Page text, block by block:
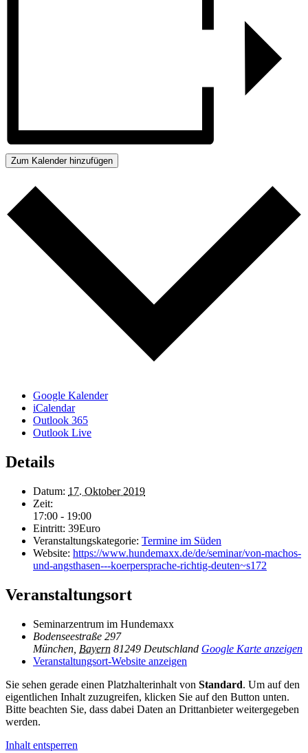
Zum Kalender hinzufügen
Google Kalender
iCalendar
Outlook 365
Outlook Live
Details
Datum: 17. Oktober 2019
Zeit:
17:00 - 19:00
Eintritt: 39Euro
Veranstaltungskategorie: Termine im Süden
Website: https://www.hundemaxx.de/de/seminar/von-machos-
und-angsthasen---koerpersprache-richtig-deuten~s172
Veranstaltungsort
Seminarzentrum im Hundemaxx
Bodenseestraße 297
München Bayern 81249 Deutschland Google Karte anzeigen
Veranstaltungsort-Website anzeigen
Sie sehen gerade einen Platzhalterinhalt von Standard. Um auf den
eigentlichen Inhalt zuzugreifen, klicken Sie auf den Button unten.
Bitte beachten Sie, dass dabei Daten an Drittanbieter weitergegeben
werden.
Inhalt entsperren